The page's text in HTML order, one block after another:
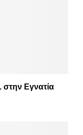
στην Εγνατία